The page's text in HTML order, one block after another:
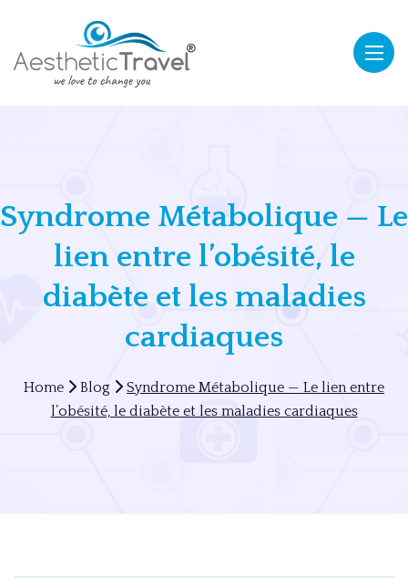
Syndrome Métabolique — Le
lien entre l’obésité, le
diabète et les maladies
cardiaques
Home Blog
Syndrome Métabolique — Le lien entre
l’obésité, le diabète et les maladies cardiaques